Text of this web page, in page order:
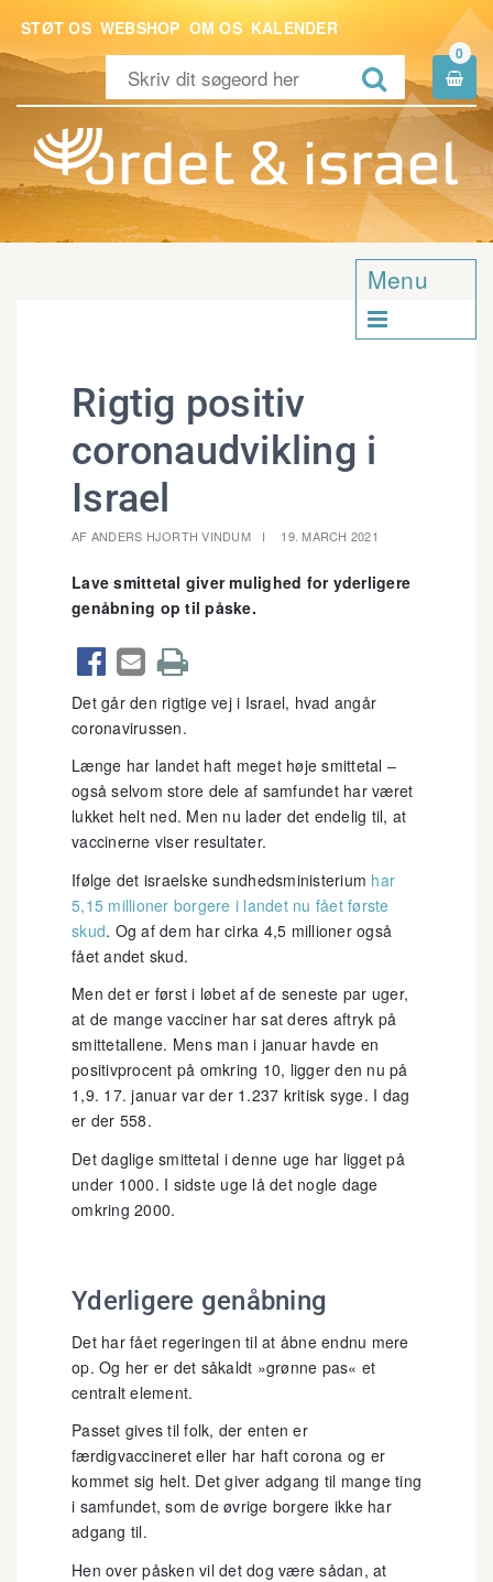
STØT OS WEBSHOP OM OS KALENDER

0

Menu

Rigtig positiv
coronaudvikling i
Israel
AF ANDERS HJORTH VINDUM 19. MARCH 2021
Lave smittetal giver mulighed for yderligere
genåbning op til påske.
  
Det går den rigtige vej i Israel, hvad angår
coronavirussen.
Længe har landet haft meget høje smittetal –
også selvom store dele af samfundet har været
lukket helt ned. Men nu lader det endelig til, at
vaccinerne viser resultater.
Ifølge det israelske sundhedsministerium har
5,15 millioner borgere i landet nu fået første
skud. Og af dem har cirka 4,5 millioner også
fået andet skud.
Men det er først i løbet af de seneste par uger,
at de mange vacciner har sat deres aftryk på
smittetallene. Mens man i januar havde en
positivprocent på omkring 10, ligger den nu på
1,9. 17. januar var der 1.237 kritisk syge. I dag
er der 558.
Det daglige smittetal i denne uge har ligget på
under 1000. I sidste uge lå det nogle dage
omkring 2000.
Yderligere genåbning
Det har fået regeringen til at åbne endnu mere
op. Og her er det såkaldt »grønne pas« et
centralt element.
Passet gives til folk, der enten er
færdigvaccineret eller har haft corona og er
kommet sig helt. Det giver adgang til mange ting
i samfundet, som de øvrige borgere ikke har
adgang til.
Hen over påsken vil det dog være sådan, at